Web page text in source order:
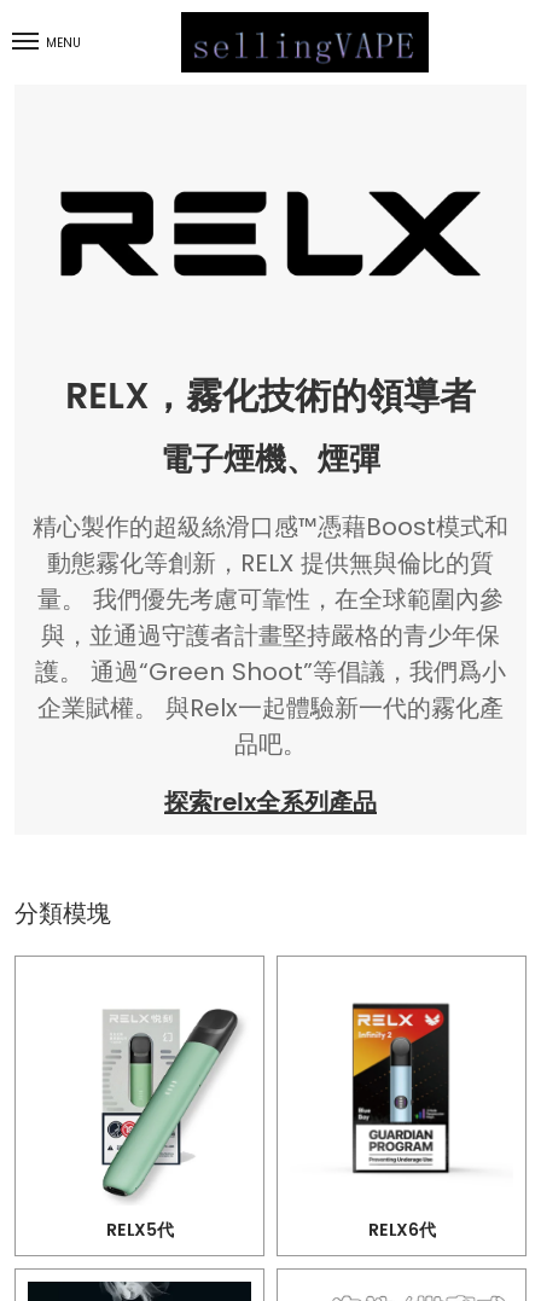
MENU
RELX，霧化技術的領導者
電子煙機、煙彈
精心製作的超級絲滑口感™憑藉Boost模式和
動態霧化等創新，RELX 提供無與倫比的質
量。 我們優先考慮可靠性，在全球範圍內參
與，並通過守護者計畫堅持嚴格的青少年保
護。 通過“Green Shoot”等倡議，我們爲小
企業賦權。 與Relx一起體驗新一代的霧化產
品吧。
探索relx全系列產品
分類模塊
RELX5代 RELX6代